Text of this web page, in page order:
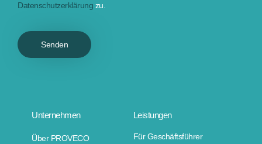
Datenschutzerklärung zu.
Senden
Unternehmen
Über PROVECO
Leistungen
Für Geschäftsführer